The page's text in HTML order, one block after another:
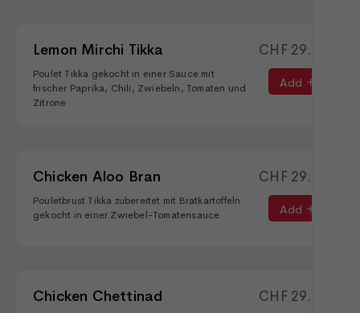
Lemon Mirchi Tikka
Poulet Tikka gekocht in einer Sauce mit
frischer Paprika, Chili, Zwiebeln, Tomaten und
Zitrone
CHF29.50
Add
Chicken Aloo Bran
Pouletbrust Tikka zubereitet mit Bratkartoffeln
gekocht in einer Zwiebel-Tomatensauce
CHF29.00
Add
Chicken Chettinad CHF29.90